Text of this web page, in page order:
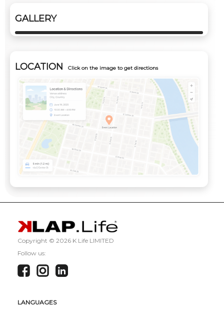
GALLERY
LOCATION Click on the image to get directions
Copyright © 2026 K Life LIMITED
Follow us:
LANGUAGES